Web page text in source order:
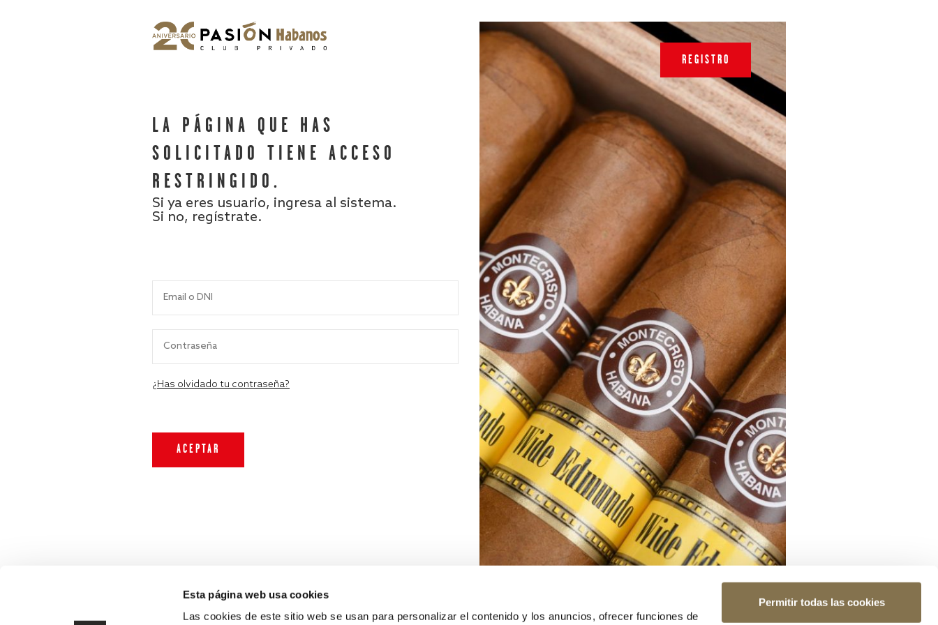
Esta página web usa cookies
Las cookies de este sitio web se usan para personalizar el contenido y los anuncios, ofrecer funciones de
Permitir todas las cookies
LA PÁGINA QUE HAS
SOLICITADO TIENE ACCESO
RESTRINGIDO.
Si ya eres usuario, ingresa al sistema.
Si no, regístrate.
¿Has olvidado tu contraseña?
REGISTRO